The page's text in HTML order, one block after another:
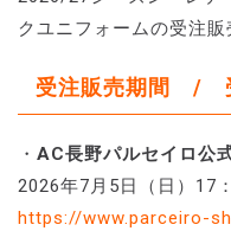
クユニフォームの受注
受注販売期間 /
・ AC長野パルセイロ公
2026年7月5日（日）17
https://www.parceiro-